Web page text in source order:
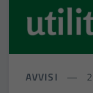
AVVISI